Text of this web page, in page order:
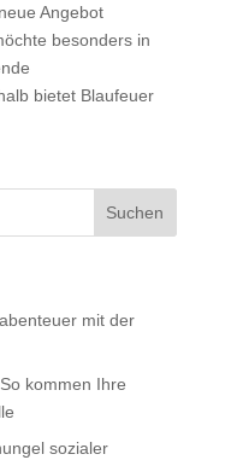
Angebot
besonders in
bietet Blaufeuer
mit der
kommen Ihre
sozialer